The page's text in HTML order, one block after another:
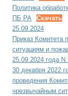
Политика
ПБ РА
Скачать
25.09.2024
Приказ Комитета
ситуациям и
25.09.2024 года
30 декабря 2022
проведения
чрезвычайным